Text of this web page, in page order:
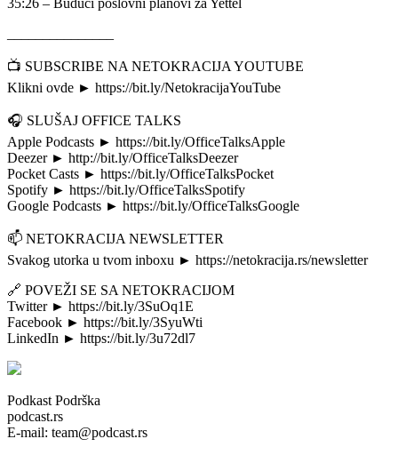
35:26 – Budući poslovni planovi za Yettel
📺 SUBSCRIBE NA NETOKRACIJA YOUTUBE
Klikni ovde ► https://bit.ly/NetokracijaYouTube
🎧 SLUŠAJ OFFICE TALKS
Apple Podcasts ► https://bit.ly/OfficeTalksApple
Deezer ► http://bit.ly/OfficeTalksDeezer
Pocket Casts ► https://bit.ly/OfficeTalksPocket
Spotify ► https://bit.ly/OfficeTalksSpotify
Google Podcasts ► https://bit.ly/OfficeTalksGoogle
📫 NETOKRACIJA NEWSLETTER
Svakog utorka u tvom inboxu ► https://netokracija.rs/newsletter
🔗 POVEŽI SE SA NETOKRACIJOM
Twitter ► https://bit.ly/3SuOq1E
Facebook ► https://bit.ly/3SyuWti
LinkedIn ► https://bit.ly/3u72dl7
Podkast Podrška
podcast.rs
E-mail: team@podcast.rs